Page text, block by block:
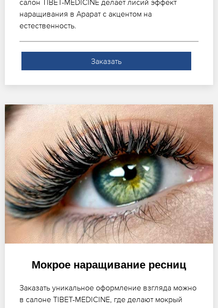
салон TIBET-MEDICINE делает лисий эффект
наращивания в Арарат с акцентом на
естественность.
Заказать
Мокрое наращивание ресниц
Заказать уникальное оформление взгляда можно
в салоне TIBET-MEDICINE, где делают мокрый